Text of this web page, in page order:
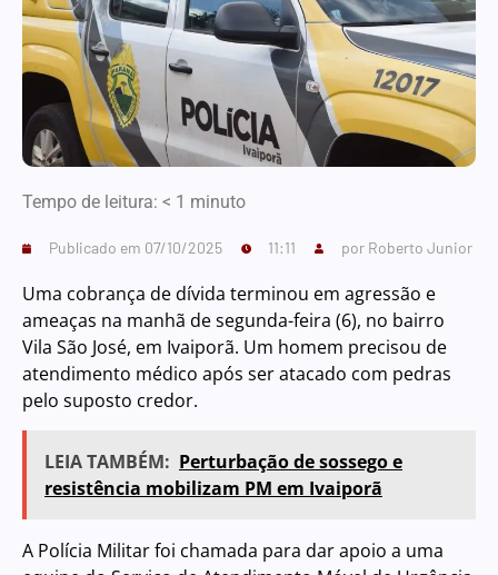
Tempo de leitura: < 1 minuto
Publicado em 07/10/2025 11:11 por Roberto Junior
Uma cobrança de dívida terminou em agressão e
ameaças na manhã de segunda-feira (6), no bairro
Vila São José, em Ivaiporã. Um homem precisou de
atendimento médico após ser atacado com pedras
pelo suposto credor.
LEIA TAMBÉM: Perturbação de sossego e
resistência mobilizam PM em Ivaiporã
A Polícia Militar foi chamada para dar apoio a uma